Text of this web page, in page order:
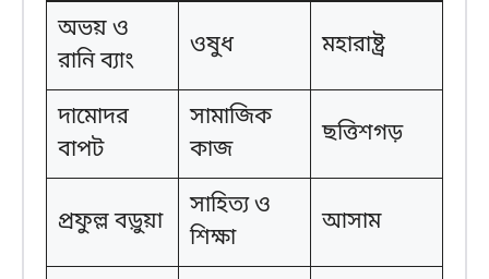
অভয় ও
রানি ব্যাং
ওষুধ মহারাষ্ট্র
দামোদর
বাপট
সামাজিক
কাজ
ছত্তিশগড়
প্রফুল্ল বড়ুয়া
সাহিত্য ও
শিক্ষা
আসাম